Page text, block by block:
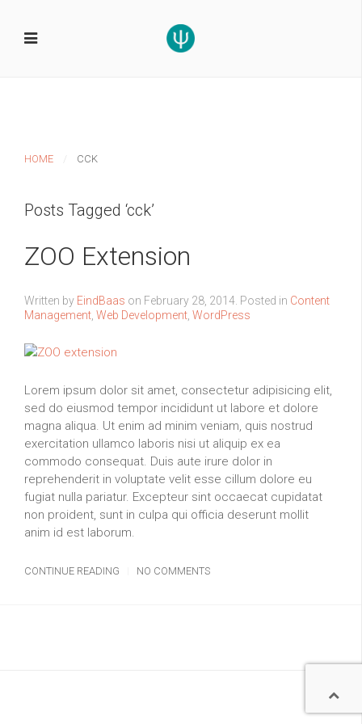
HOME CCK
Posts Tagged ‘cck’
ZOO Extension
Written by EindBaas on February 28, 2014 . Posted in Content
Management Web Development WordPress
Lorem ipsum dolor sit amet, consectetur adipisicing elit,
sed do eiusmod tempor incididunt ut labore et dolore
magna aliqua. Ut enim ad minim veniam, quis nostrud
exercitation ullamco laboris nisi ut aliquip ex ea
commodo consequat. Duis aute irure dolor in
reprehenderit in voluptate velit esse cillum dolore eu
fugiat nulla pariatur. Excepteur sint occaecat cupidatat
non proident, sunt in culpa qui officia deserunt mollit
anim id est laborum.
CONTINUE READING NO COMMENTS